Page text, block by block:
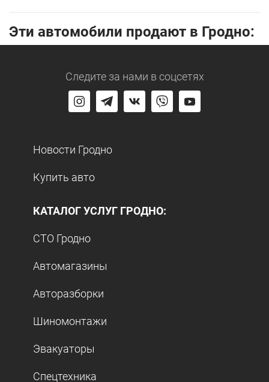
Эти автомобили продают в Гродно:
Следите за нами в соцсетях
Новости Гродно
Купить авто
КАТАЛОГ УСЛУГ ГРОДНО:
СТО Гродно
Автомагазины
Авторазборки
Шиномонтажи
Эвакуаторы
Спецтехника